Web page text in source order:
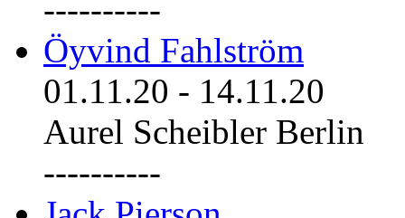
----------
Öyvind Fahlström
01.11.20 - 14.11.20
Aurel Scheibler Berlin
----------